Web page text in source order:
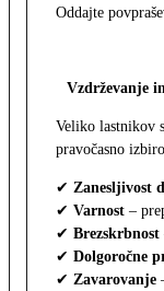
Oddajte
Vzdrževanje
Veliko lastnikov
pravočasno
✔ Zanesljivost
✔ Varnost –
✔ Brezskrbnost
✔ Dolgoročne
✔ Zavarovanje